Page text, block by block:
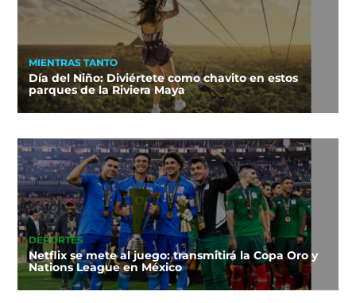
MIENTRAS TANTO
Día del Niño: Diviértete como chavito en estos
parques de la Riviera Maya
DEPORTES
Netflix se mete al juego: transmitirá la Copa Oro y
Nations League en México